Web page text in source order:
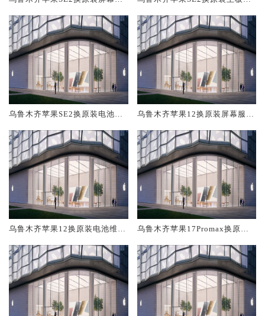
乌鲁木齐苹果SE2换原装电池维
乌鲁木齐苹果12换原装屏幕服务
乌鲁木齐苹果12换原装电池维修
乌鲁木齐苹果17Promax换原装